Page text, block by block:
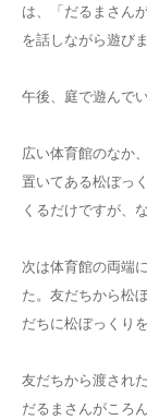
は、「だるまさん
を話しながら遊びま
午後、庭で遊んで
広い体育館のなか
置いてある松ぼっ
くるだけですが、
次は体育館の両端
た。友だちから松
だちに松ぼっくり
友だちから渡され
だるまさんがころ